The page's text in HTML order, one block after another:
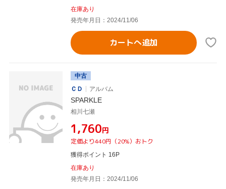
在庫あり
発売年月日：2024/11/06
カートへ追加
中古
ＣＤ
アルバム
SPARKLE
相川七瀬
¥1,760円
定価より440円（20%）おトク
獲得ポイント 16P
在庫あり
発売年月日：2024/11/06